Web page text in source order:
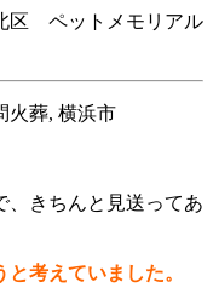
区 ペットメモリアル
火葬, 横浜市
、きちんと見送ってあ
考えていました。